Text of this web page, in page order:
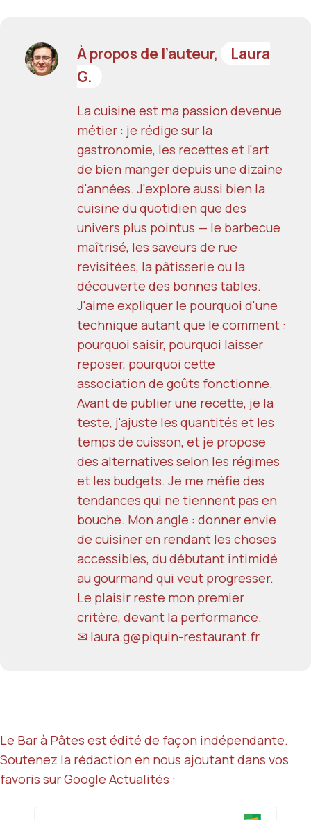
À propos de l’auteur,
Laura
G.
La cuisine est ma passion devenue
métier : je rédige sur la
gastronomie, les recettes et l'art
de bien manger depuis une dizaine
d'années. J'explore aussi bien la
cuisine du quotidien que des
univers plus pointus — le barbecue
maîtrisé, les saveurs de rue
revisitées, la pâtisserie ou la
découverte des bonnes tables.
J'aime expliquer le pourquoi d'une
technique autant que le comment :
pourquoi saisir, pourquoi laisser
reposer, pourquoi cette
association de goûts fonctionne.
Avant de publier une recette, je la
teste, j'ajuste les quantités et les
temps de cuisson, et je propose
des alternatives selon les régimes
et les budgets. Je me méfie des
tendances qui ne tiennent pas en
bouche. Mon angle : donner envie
de cuisiner en rendant les choses
accessibles, du débutant intimidé
au gourmand qui veut progresser.
Le plaisir reste mon premier
critère, devant la performance.
✉ laura.g@piquin-restaurant.fr
Le Bar à Pâtes est édité de façon indépendante.
Soutenez la rédaction en nous ajoutant dans vos
favoris sur Google Actualités :